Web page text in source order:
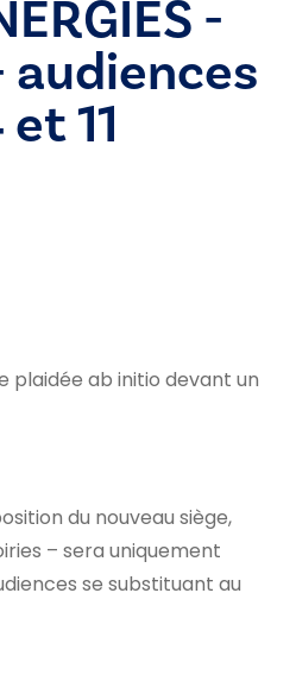
-
audiences
11
plaidée ab initio devant un
du nouveau siège,
– sera uniquement
se substituant au